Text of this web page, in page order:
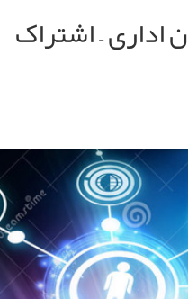
اداری – اشتراک